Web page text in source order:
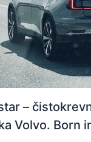
–
Volvo. Born